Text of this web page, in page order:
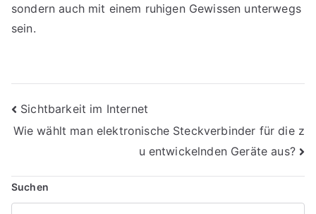
sondern auch mit einem ruhigen Gewissen unterwegs
sein.
Beitragsnavigation
Sichtbarkeit im Internet
Wie wählt man elektronische Steckverbinder für die z
u entwickelnden Geräte aus?
Suchen